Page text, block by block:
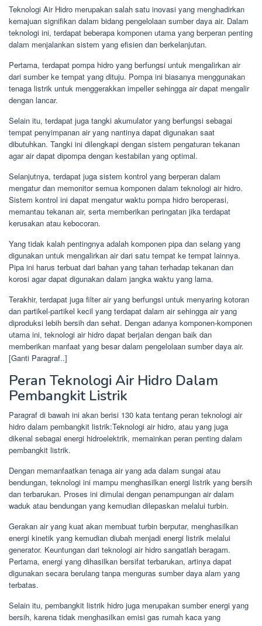
Teknologi Air Hidro merupakan salah satu inovasi yang menghadirkan
kemajuan signifikan dalam bidang pengelolaan sumber daya air. Dalam
teknologi ini, terdapat beberapa komponen utama yang berperan penting
dalam menjalankan sistem yang efisien dan berkelanjutan.
Pertama, terdapat pompa hidro yang berfungsi untuk mengalirkan air
dari sumber ke tempat yang dituju. Pompa ini biasanya menggunakan
tenaga listrik untuk menggerakkan impeller sehingga air dapat mengalir
dengan lancar.
Selain itu, terdapat juga tangki akumulator yang berfungsi sebagai
tempat penyimpanan air yang nantinya dapat digunakan saat
dibutuhkan. Tangki ini dilengkapi dengan sistem pengaturan tekanan
agar air dapat dipompa dengan kestabilan yang optimal.
Selanjutnya, terdapat juga sistem kontrol yang berperan dalam
mengatur dan memonitor semua komponen dalam teknologi air hidro.
Sistem kontrol ini dapat mengatur waktu pompa hidro beroperasi,
memantau tekanan air, serta memberikan peringatan jika terdapat
kerusakan atau kebocoran.
Yang tidak kalah pentingnya adalah komponen pipa dan selang yang
digunakan untuk mengalirkan air dari satu tempat ke tempat lainnya.
Pipa ini harus terbuat dari bahan yang tahan terhadap tekanan dan
korosi agar dapat digunakan dalam jangka waktu yang lama.
Terakhir, terdapat juga filter air yang berfungsi untuk menyaring kotoran
dan partikel-partikel kecil yang terdapat dalam air sehingga air yang
diproduksi lebih bersih dan sehat. Dengan adanya komponen-komponen
utama ini, teknologi air hidro dapat berjalan dengan baik dan
memberikan manfaat yang besar dalam pengelolaan sumber daya air.
[Ganti Paragraf..]
Peran Teknologi Air Hidro Dalam
Pembangkit Listrik
Paragraf di bawah ini akan berisi 130 kata tentang peran teknologi air
hidro dalam pembangkit listrik:Teknologi air hidro, atau yang juga
dikenal sebagai energi hidroelektrik, memainkan peran penting dalam
pembangkit listrik.
Dengan memanfaatkan tenaga air yang ada dalam sungai atau
bendungan, teknologi ini mampu menghasilkan energi listrik yang bersih
dan terbarukan. Proses ini dimulai dengan penampungan air dalam
waduk atau bendungan yang kemudian dilepaskan melalui turbin.
Gerakan air yang kuat akan membuat turbin berputar, menghasilkan
energi kinetik yang kemudian diubah menjadi energi listrik melalui
generator. Keuntungan dari teknologi air hidro sangatlah beragam.
Pertama, energi yang dihasilkan bersifat terbarukan, artinya dapat
digunakan secara berulang tanpa menguras sumber daya alam yang
terbatas.
Selain itu, pembangkit listrik hidro juga merupakan sumber energi yang
bersih, karena tidak menghasilkan emisi gas rumah kaca yang